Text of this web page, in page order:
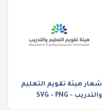
شعار هيئة تقويم التعليم
والتدريب - SVG - PNG